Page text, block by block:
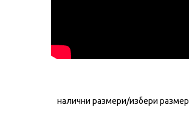
налични размери/избери размер